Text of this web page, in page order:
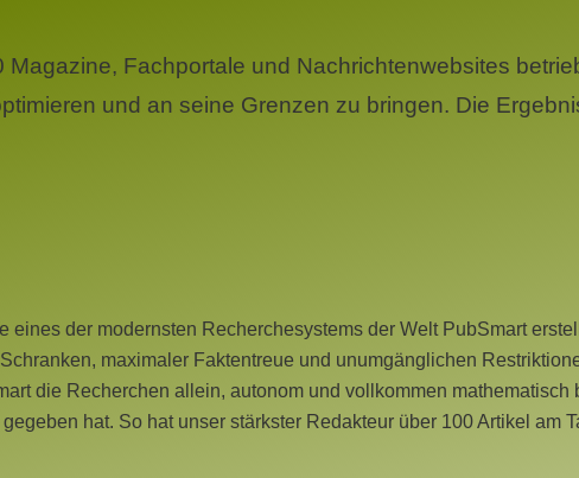
Fachportale und Nachrichtenwebsites
und an seine Grenzen zu bringen. Die
der modernsten Recherchesystems der Welt PubSmart
maximaler Faktentreue und unumgänglichen
die Recherchen allein, autonom und vollkommen
hat. So hat unser stärkster Redakteur über 100 Artikel am